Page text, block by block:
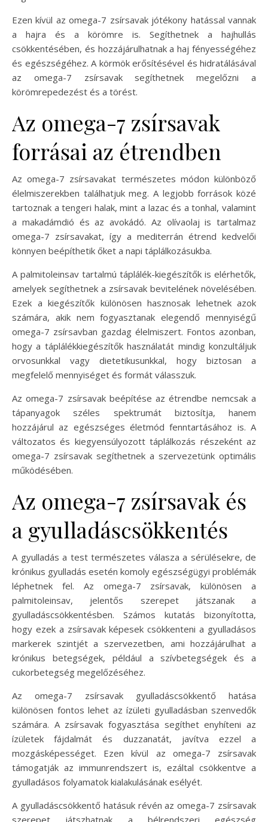
Ezen kívül az omega-7 zsírsavak jótékony hatással vannak
a hajra és a körömre is. Segíthetnek a hajhullás
csökkentésében, és hozzájárulhatnak a haj fényességéhez
és egészségéhez. A körmök erősítésével és hidratálásával
az omega-7 zsírsavak segíthetnek megelőzni a
körömrepedezést és a törést.
Az omega-7 zsírsavak
forrásai az étrendben
Az omega-7 zsírsavakat természetes módon különböző
élelmiszerekben találhatjuk meg. A legjobb források közé
tartoznak a tengeri halak, mint a lazac és a tonhal, valamint
a makadámdió és az avokádó. Az olívaolaj is tartalmaz
omega-7 zsírsavakat, így a mediterrán étrend kedvelői
könnyen beépíthetik őket a napi táplálkozásukba.
A palmitoleinsav tartalmú táplálék-kiegészítők is elérhetők,
amelyek segíthetnek a zsírsavak bevitelének növelésében.
Ezek a kiegészítők különösen hasznosak lehetnek azok
számára, akik nem fogyasztanak elegendő mennyiségű
omega-7 zsírsavban gazdag élelmiszert. Fontos azonban,
hogy a táplálékkiegészítők használatát mindig konzultáljuk
orvosunkkal vagy dietetikusunkkal, hogy biztosan a
megfelelő mennyiséget és formát válasszuk.
Az omega-7 zsírsavak beépítése az étrendbe nemcsak a
tápanyagok széles spektrumát biztosítja, hanem
hozzájárul az egészséges életmód fenntartásához is. A
változatos és kiegyensúlyozott táplálkozás részeként az
omega-7 zsírsavak segíthetnek a szervezetünk optimális
működésében.
Az omega-7 zsírsavak és
a gyulladáscsökkentés
A gyulladás a test természetes válasza a sérülésekre, de
krónikus gyulladás esetén komoly egészségügyi problémák
léphetnek fel. Az omega-7 zsírsavak, különösen a
palmitoleinsav, jelentős szerepet játszanak a
gyulladáscsökkentésben. Számos kutatás bizonyította,
hogy ezek a zsírsavak képesek csökkenteni a gyulladásos
markerek szintjét a szervezetben, ami hozzájárulhat a
krónikus betegségek, például a szívbetegségek és a
cukorbetegség megelőzéséhez.
Az omega-7 zsírsavak gyulladáscsökkentő hatása
különösen fontos lehet az ízületi gyulladásban szenvedők
számára. A zsírsavak fogyasztása segíthet enyhíteni az
ízületek fájdalmát és duzzanatát, javítva ezzel a
mozgásképességet. Ezen kívül az omega-7 zsírsavak
támogatják az immunrendszert is, ezáltal csökkentve a
gyulladásos folyamatok kialakulásának esélyét.
A gyulladáscsökkentő hatásuk révén az omega-7 zsírsavak